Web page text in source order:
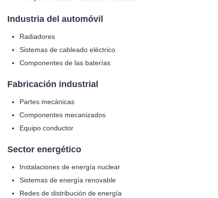
Industria del automóvil
Radiadores
Sistemas de cableado eléctrico
Componentes de las baterías
Fabricación industrial
Partes mecánicas
Componentes mecanizados
Equipo conductor
Sector energético
Instalaciones de energía nuclear
Sistemas de energía renovable
Redes de distribución de energía